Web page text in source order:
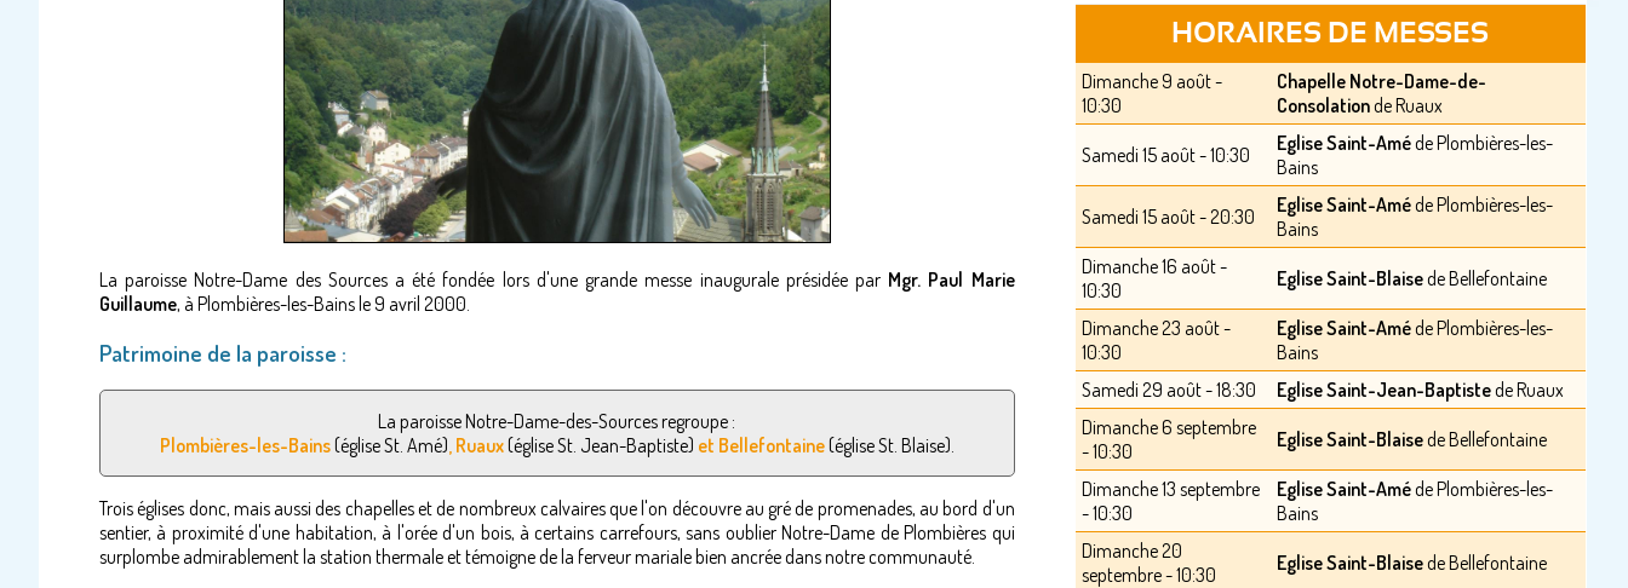
La paroisse Notre-Dame des Sources a été fondée lors d'une grande messe inaugurale présidée par Mgr. Paul Marie
Guillaume, à Plombières-les-Bains le 9 avril 2000.
Patrimoine de la paroisse :
La paroisse Notre-Dame-des-Sources regroupe :
Plombières-les-Bains(église St. Amé), Ruaux(église St. Jean-Baptiste) et Bellefontaine(église St. Blaise).
Trois églises donc, mais aussi des chapelles et de nombreux calvaires que l'on découvre au gré de promenades, au bord d'un
sentier, à proximité d'une habitation, à l'orée d'un bois, à certains carrefours, sans oublier Notre-Dame de Plombières qui
surplombe admirablement la station thermale et témoigne de la ferveur mariale bien ancrée dans notre communauté.
HORAIRES DE MESSES
Dimanche 9 août -
10:30
Chapelle Notre-Dame-de-
Consolationde Ruaux
Samedi 15 août - 10:30 Eglise Saint-Améde Plombières-les-
Bains
Samedi 15 août - 20:30 Eglise Saint-Améde Plombières-les-
Bains
Dimanche 16 août -
10:30
Eglise Saint-Blaisede Bellefontaine
Dimanche 23 août -
10:30
Eglise Saint-Améde Plombières-les-
Bains
Samedi 29 août - 18:30
Eglise Saint-Jean-Baptistede Ruaux
Dimanche 6 septembre
- 10:30
Eglise Saint-Blaisede Bellefontaine
Dimanche 13 septembre
- 10:30
Eglise Saint-Améde Plombières-les-
Bains
Dimanche 20
septembre - 10:30
Eglise Saint-Blaisede Bellefontaine